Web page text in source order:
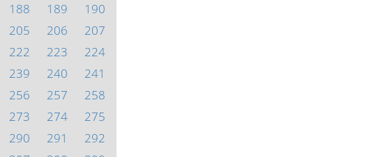
188 189
190
205 206
207
222 223
224
239 240
241
256 257
258
273 274
275
290 291
292